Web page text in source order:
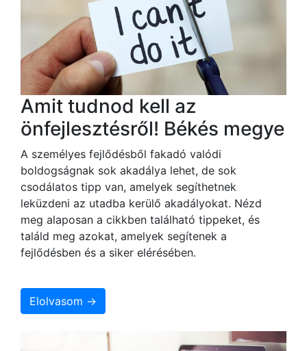
Amit tudnod kell az
önfejlesztésről! Békés megye
A személyes fejlődésből fakadó valódi
boldogságnak sok akadálya lehet, de sok
csodálatos tipp van, amelyek segíthetnek
leküzdeni az utadba kerülő akadályokat. Nézd
meg alaposan a cikkben található tippeket, és
találd meg azokat, amelyek segítenek a
fejlődésben és a siker elérésében.
Elolvasom →